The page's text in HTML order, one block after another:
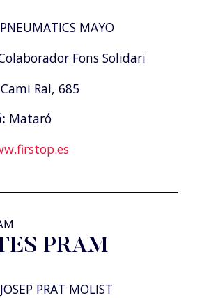
PNEUMATICS MAYO
Fons Solidari
Cami Ral, 685
Mataró
PRAM
JOSEP PRAT MOLIST